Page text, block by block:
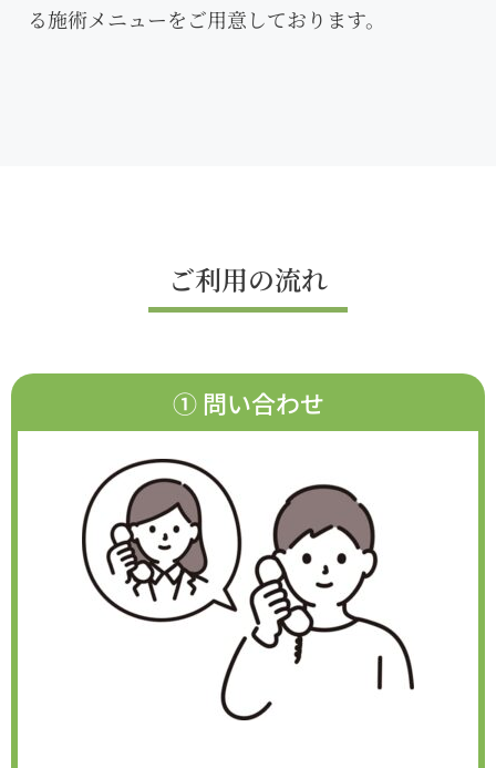
る施術メニューをご用意しております。
ご利用の流れ
① 問い合わせ